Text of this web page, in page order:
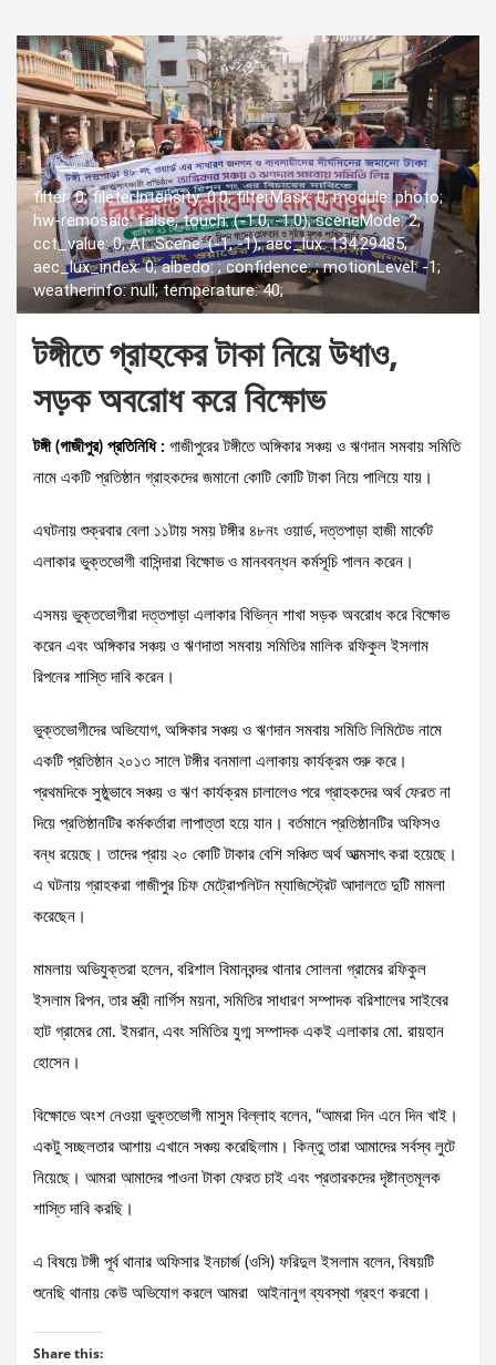
filter: 0; fileterIntensity: 0.0; filterMask: 0; module: photo;
hw-remosaic: false; touch: (-1.0, -1.0); sceneMode: 2;
cct_value: 0; AI_Scene: (-1, -1); aec_lux: 134.29485;
aec_lux_index: 0; albedo: ; confidence: ; motionLevel: -1;
weatherinfo: null; temperature: 40;
টঙ্গীতে গ্রাহকের টাকা নিয়ে উধাও,
সড়ক অবরোধ করে বিক্ষোভ
টঙ্গী (গাজীপুর) প্রতিনিধি : গাজীপুরের টঙ্গীতে অঙ্গিকার সঞ্চয় ও ঋণদান সমবায় সমিতি
নামে একটি প্রতিষ্ঠান গ্রাহকদের জমানো কোটি কোটি টাকা নিয়ে পালিয়ে যায়।
এঘটনায় শুক্রবার বেলা ১১টায় সময় টঙ্গীর ৪৮নং ওয়ার্ড, দত্তপাড়া হাজী মার্কেট
এলাকার ভুক্তভোগী বাসিন্দারা বিক্ষোভ ও মানববন্ধন কর্মসূচি পালন করেন।
এসময় ভুক্তভোগীরা দত্তপাড়া এলাকার বিভিন্ন শাখা সড়ক অবরোধ করে বিক্ষোভ
করেন এবং অঙ্গিকার সঞ্চয় ও ঋণদাতা সমবায় সমিতির মালিক রফিকুল ইসলাম
রিপনের শাস্তি দাবি করেন।
ভুক্তভোগীদের অভিযোগ, অঙ্গিকার সঞ্চয় ও ঋণদান সমবায় সমিতি লিমিটেড নামে
একটি প্রতিষ্ঠান ২০১৩ সালে টঙ্গীর বনমালা এলাকায় কার্যক্রম শুরু করে।
প্রথমদিকে সুষ্ঠুভাবে সঞ্চয় ও ঋণ কার্যক্রম চালালেও পরে গ্রাহকদের অর্থ ফেরত না
দিয়ে প্রতিষ্ঠানটির কর্মকর্তারা লাপাত্তা হয়ে যান। বর্তমানে প্রতিষ্ঠানটির অফিসও
বন্ধ রয়েছে। তাদের প্রায় ২০ কোটি টাকার বেশি সঞ্চিত অর্থ আত্মসাৎ করা হয়েছে।
এ ঘটনায় গ্রাহকরা গাজীপুর চিফ মেট্রোপলিটন ম্যাজিস্ট্রেট আদালতে দুটি মামলা
করেছেন।
মামলায় অভিযুক্তরা হলেন, বরিশাল বিমানবন্দর থানার সোলনা গ্রামের রফিকুল
ইসলাম রিপন, তার স্ত্রী নার্গিস ময়না, সমিতির সাধারণ সম্পাদক বরিশালের সাইবের
হাট গ্রামের মো. ইমরান, এবং সমিতির যুগ্ম সম্পাদক একই এলাকার মো. রায়হান
হোসেন।
বিক্ষোভে অংশ নেওয়া ভুক্তভোগী মাসুম বিল্লাহ বলেন, “আমরা দিন এনে দিন খাই।
একটু সচ্ছলতার আশায় এখানে সঞ্চয় করেছিলাম। কিন্তু তারা আমাদের সর্বস্ব লুটে
নিয়েছে। আমরা আমাদের পাওনা টাকা ফেরত চাই এবং প্রতারকদের দৃষ্টান্তমূলক
শাস্তি দাবি করছি।
এ বিষয়ে টঙ্গী পূর্ব থানার অফিসার ইনচার্জ (ওসি) ফরিদুল ইসলাম বলেন, বিষয়টি
শুনেছি থানায় কেউ অভিযোগ করলে আমরা আইনানুগ ব্যবস্থা গ্রহণ করবো।
Share this: